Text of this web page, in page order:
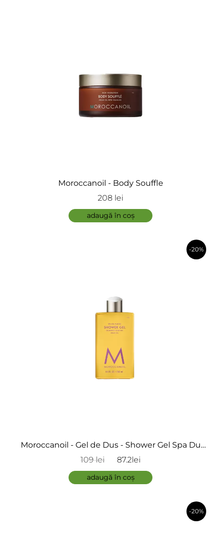
Moroccanoil - Body Souffle
208 lei
adaugă în coș
-20%
Moroccanoil - Gel de Dus - Shower Gel Spa Du
Maroc
109 lei 87.2lei
adaugă în coș
-20%